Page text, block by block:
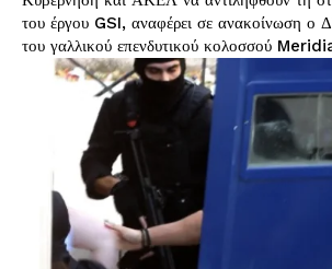
του έργου GSI, αναφέρει σε ανακοίνωση ο ΔΗΣΥ. Η
του γαλλικού επενδυτικού κολοσσού